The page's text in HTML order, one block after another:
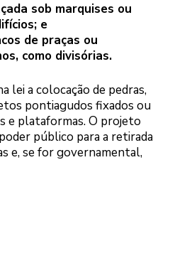
sob marquises ou
e
de praças ou
como divisórias.
lei a colocação de pedras,
pontiagudos fixados ou
e plataformas. O projeto
público para a retirada
e, se for governamental,